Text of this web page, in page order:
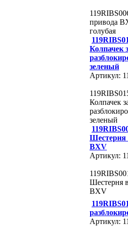
привода
голубая
Колпачек
зеленый
Артикул:
Колпачек
зеленый
Шестерня
BXV
Артикул:
Шестерня
BXV
Артикул: